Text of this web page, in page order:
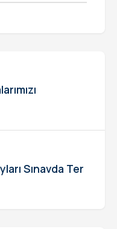
Sınavda Ter